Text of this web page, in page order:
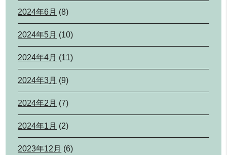
2024年6月 (8)
2024年5月 (10)
2024年4月 (11)
2024年3月 (9)
2024年2月 (7)
2024年1月 (2)
2023年12月 (6)